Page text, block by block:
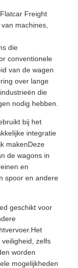
Freight
machines,
die
conventionele
van de wagen
over lange
die
nodig hebben.
bij het
integratie
makenDeze
de wagons in
en
spoor en andere
geschikt voor
zelfs
worden
mogelijkheden